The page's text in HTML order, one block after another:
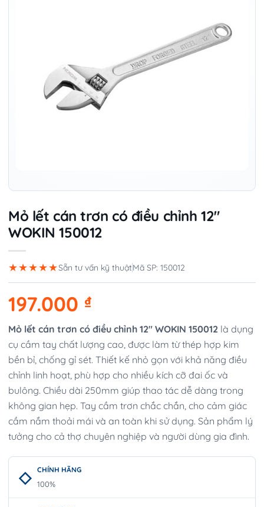
Mỏ lết cán trơn có điều chỉnh 12″
WOKIN 150012
★★★★★Sẵn tư vấn kỹ thuậtMã SP: 150012
197.000 ₫
Mỏ lết cán trơn có điều chỉnh 12″ WOKIN 150012 là dụng
cụ cầm tay chất lượng cao, được làm từ thép hợp kim
bền bỉ, chống gỉ sét. Thiết kế nhỏ gọn với khả năng điều
chỉnh linh hoạt, phù hợp cho nhiều kích cỡ đai ốc và
bulông. Chiều dài 250mm giúp thao tác dễ dàng trong
không gian hẹp. Tay cầm trơn chắc chắn, cho cảm giác
cầm nắm thoải mái và an toàn khi sử dụng. Sản phẩm lý
tưởng cho cả thợ chuyên nghiệp và người dùng gia đình.
CHÍNH HÃNG
100%